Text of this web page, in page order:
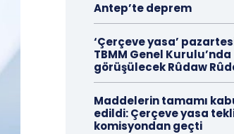
Antep’te deprem
‘Çerçeve yasa’
TBMM Genel Kurulu’nda
görüşülecek Rûdaw
Maddelerin tamamı
edildi: Çerçeve yasa
komisyondan geçti